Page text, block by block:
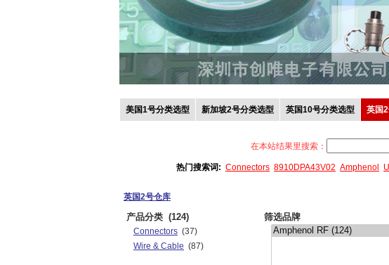
美国1号分类选型 新加坡2号分类选型 英国10号分类选型 英国
在本站结果里搜索：
热门搜索词: Connectors 8910DPA43V02 Amphenol
英国2号仓库
产品分类 (124)
Connectors (37)
Wire & Cable (87)
筛选品牌